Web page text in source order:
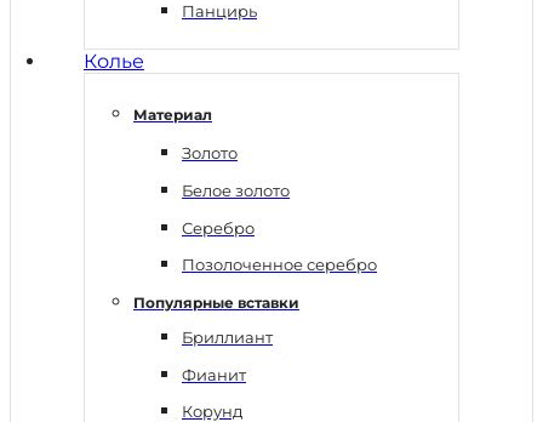
Панцирь
Колье
Материал
Золото
Белое золото
Серебро
Позолоченное серебро
Популярные вставки
Бриллиант
Фианит
Корунд